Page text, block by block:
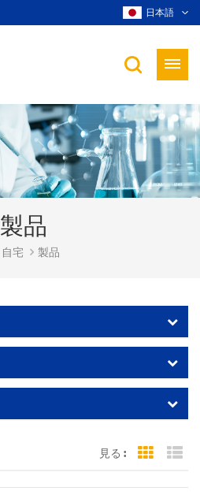
日本語
製品
自宅 製品
見る : Grid